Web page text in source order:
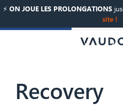
⚡️ ON JOUE LES PROLONGATIONS
site !
Recovery